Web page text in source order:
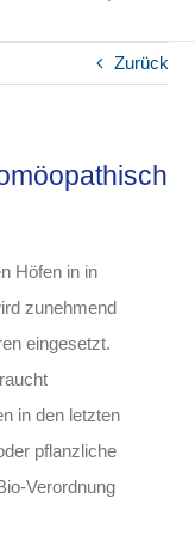
Zurück
Höfen in in
zunehmend
eingesetzt.
in den letzten
pflanzliche
Verordnung